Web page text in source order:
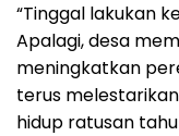
“Tinggal lakukan
Apalagi, desa
meningkatkan
terus
hidup ratusan